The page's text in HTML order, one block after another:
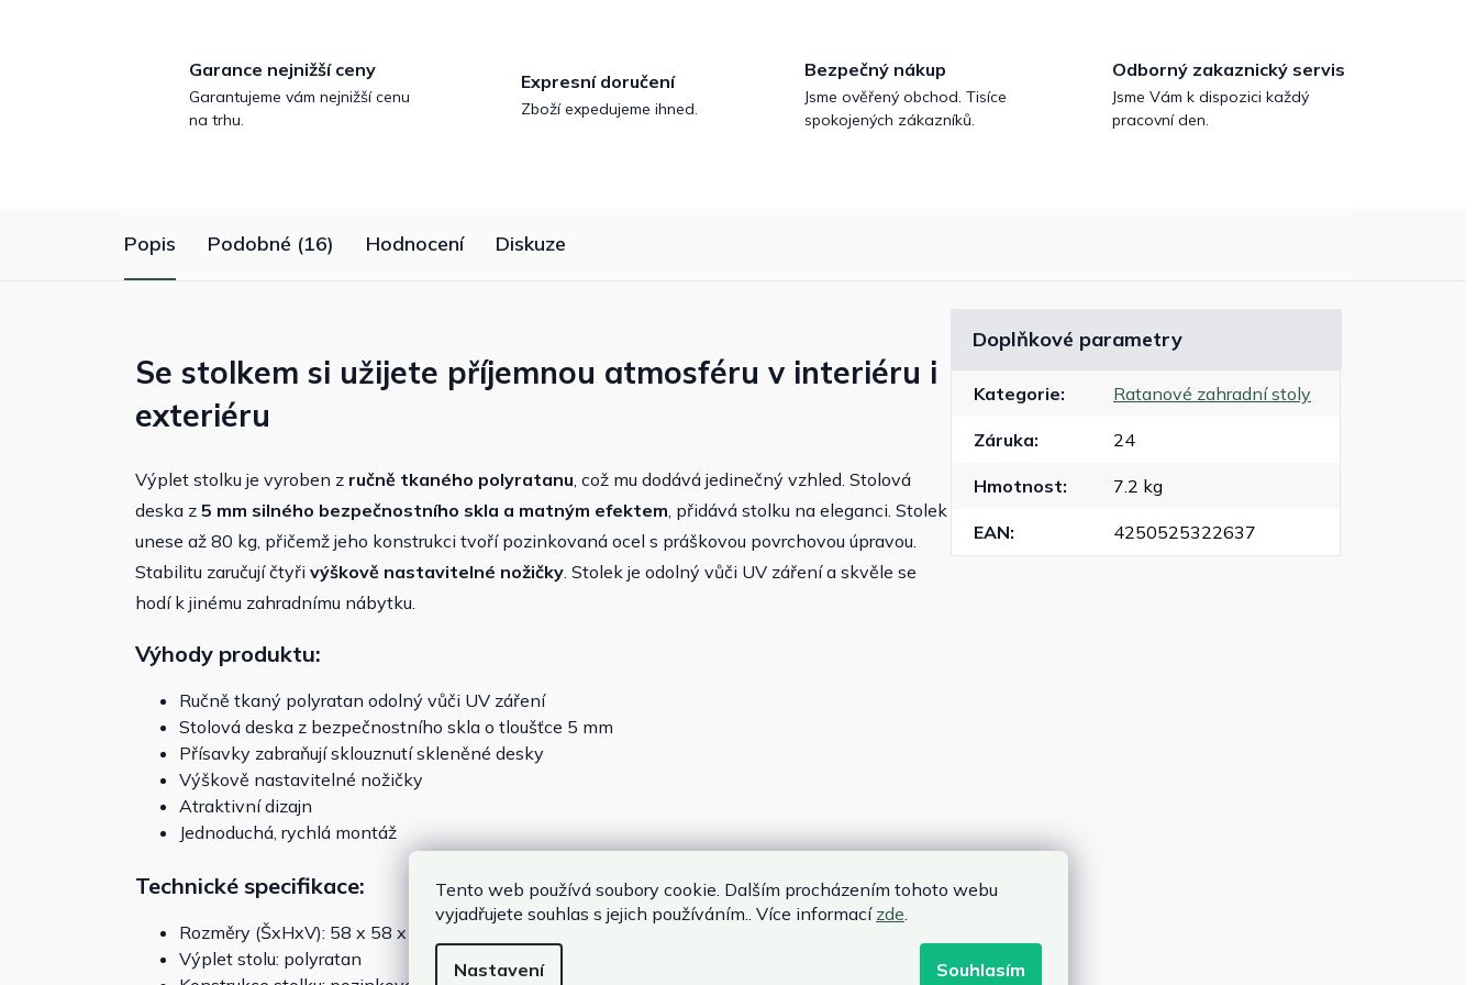
Tento web používá soubory cookie. Dalším procházením tohoto webu
vyjadřujete souhlas s jejich používáním.. Více informací zde
Nastavení Souhlasím
Garance nejnižší ceny
Garantujeme vám nejnižší cenu
na trhu.
Expresní doručení
Zboží expedujeme ihned.
Bezpečný nákup
Jsme ověřený obchod. Tisíce
spokojených zákazníků.
Odborný zakaznický servis
Jsme Vám k dispozici každý
pracovní den.
Popis Podobné (16) Hodnocení Diskuze
Se stolkem si užijete příjemnou atmosféru v interiéru i
exteriéru
Výplet stolku je vyroben z ručně tkaného polyratanu, což mu dodává jedinečný vzhled. Stolová
deska z 5 mm silného bezpečnostního skla a matným efektem, přidává stolku na eleganci. Stolek
unese až 80 kg, přičemž jeho konstrukci tvoří pozinkovaná ocel s práškovou povrchovou úpravou.
Stabilitu zaručují čtyři výškově nastavitelné nožičky. Stolek je odolný vůči UV záření a skvěle se
hodí k jinému zahradnímu nábytku.
Výhody produktu:
Ručně tkaný polyratan odolný vůči UV záření
Stolová deska z bezpečnostního skla o tloušťce 5 mm
Přísavky zabraňují sklouznutí skleněné desky
Výškově nastavitelné nožičky
Atraktivní dizajn
Jednoduchá, rychlá montáž
Technické specifikace:
Rozměry (ŠxHxV): 58 x 58 x 42 cm
Výplet stolu: polyratan
Doplňkové parametry
Kategorie: Ratanové zahradní stoly
Záruka: 24
Hmotnost: 7.2 kg
EAN: 4250525322637